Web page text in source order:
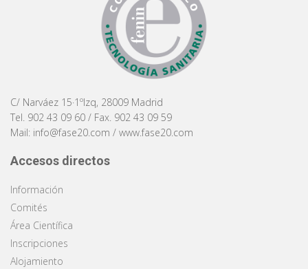
C/ Narváez 15·1ºIzq, 28009 Madrid
Tel. 902 43 09 60 / Fax. 902 43 09 59
Mail: info@fase20.com / www.fase20.com
Accesos directos
Información
Comités
Área Científica
Inscripciones
Alojamiento